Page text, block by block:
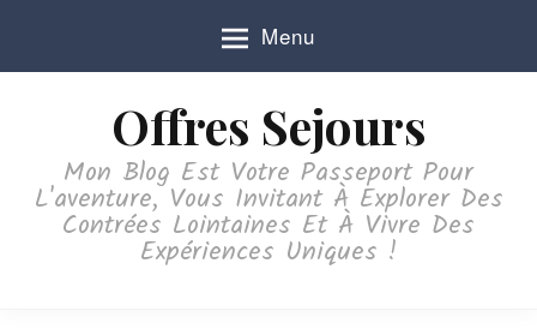
Menu
Offres Sejours
Mon Blog Est Votre Passeport Pour
L'aventure, Vous Invitant À Explorer Des
Contrées Lointaines Et À Vivre Des
Expériences Uniques !